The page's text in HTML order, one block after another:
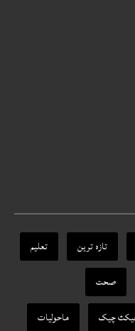
تازہ ترین
تعلیم
صحت
چیک ماحولیات